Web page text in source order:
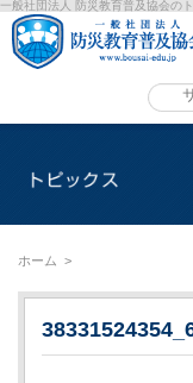
一般社団法人 防災教育普及協会の
ホーム >